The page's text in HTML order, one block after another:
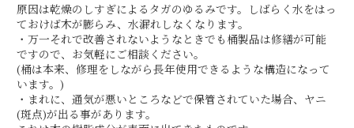
原因は乾燥のしすぎによるタガのゆるみです。しばらく水をはっ
ておけば木が膨らみ、水漏れしなくなります。
・万一それで改善されないようなときでも桶製品は修繕が可能
ですので、お気軽にご相談ください。
(桶は本来、修理をしながら長年使用できるような構造になって
います。)
・まれに、通気が悪いところなどで保管されていた場合、ヤニ
(斑点)が出る事があります。